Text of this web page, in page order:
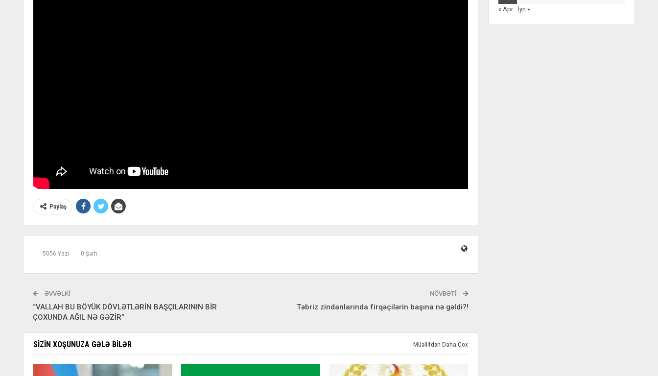
Paylaş
5056 Yazı 0 Şərh
ƏVVƏLKI
“VALLAH BU BÖYÜK DÖVLƏTLƏRİN BAŞÇILARININ BİR
ÇOXUNDA AĞIL NƏ GƏZİR”
NÖVBƏTI
Təbriz zindanlarında firqəçilərin başına nə gəldi?!
SIZIN XOŞUNUZA GƏLƏ BILƏR Müəllifdən Daha Çox
« Apr
İyn »